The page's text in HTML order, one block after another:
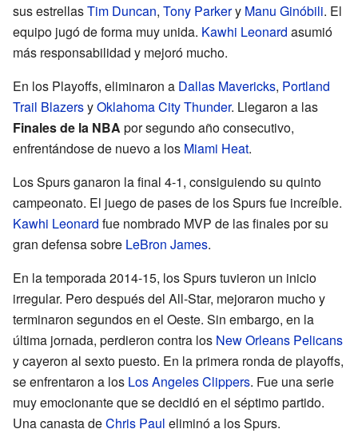
sus estrellasTim Duncan, Tony Parkery Manu Ginóbili. El
equipo jugó de forma muy unida. Kawhi Leonard asumió
más responsabilidad y mejoró mucho.
En los Playoffs, eliminaron a Dallas Mavericks, Portland
Trail BlazersyOklahoma City Thunder. Llegaron a las
Finales de la NBA por segundo año consecutivo,
enfrentándose de nuevo a los Miami Heat.
Los Spurs ganaron la final 4-1, consiguiendo su quinto
campeonato. El juego de pases de los Spurs fue increíble.
Kawhi Leonard fue nombrado MVP de las finales por su
gran defensa sobre LeBron James.
En la temporada 2014-15, los Spurs tuvieron un inicio
irregular. Pero después del All-Star, mejoraron mucho y
terminaron segundos en el Oeste. Sin embargo, en la
última jornada, perdieron contra los New Orleans Pelicans
y cayeron al sexto puesto. En la primera ronda de playoffs,
se enfrentaron a los Los Angeles Clippers. Fue una serie
muy emocionante que se decidió en el séptimo partido.
Una canasta deChris Paul eliminó a los Spurs.